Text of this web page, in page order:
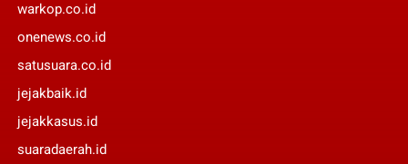
warkop.co.id
onenews.co.id
satusuara.co.id
jejakbaik.id
jejakkasus.id
suaradaerah.id